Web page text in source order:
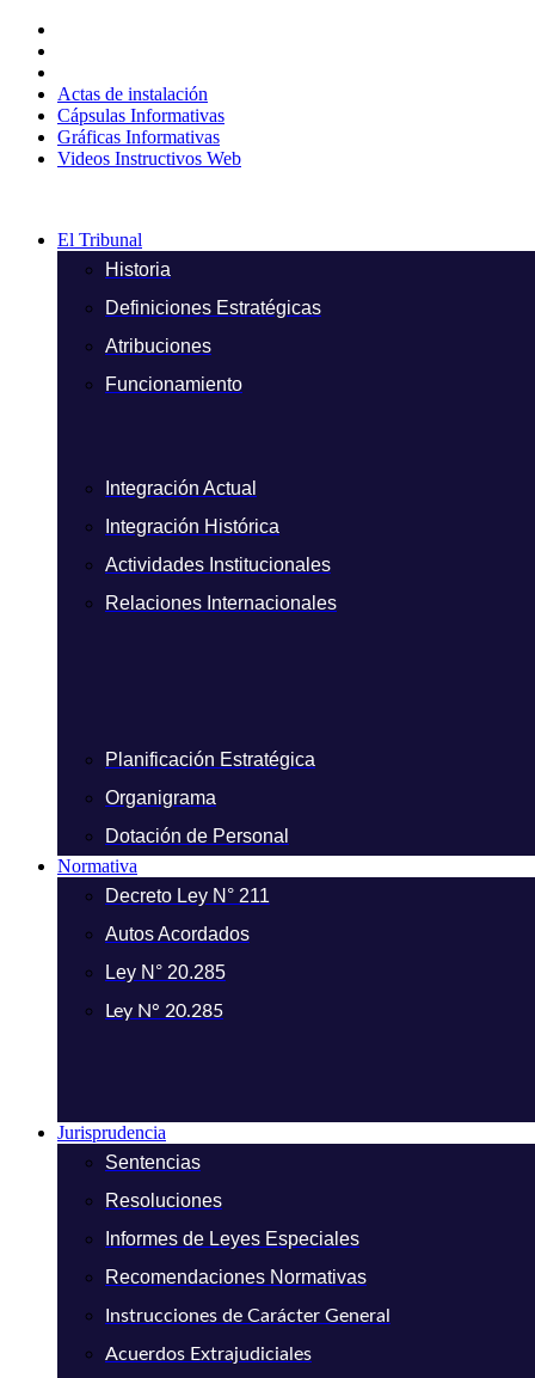
contenido
Actas de instalación
Cápsulas Informativas
Gráficas Informativas
Videos Instructivos Web
El Tribunal
Historia
Definiciones Estratégicas
Atribuciones
Funcionamiento
Integración Actual
Integración Histórica
Actividades Institucionales
Relaciones Internacionales
Planificación Estratégica
Organigrama
Dotación de Personal
Normativa
Decreto Ley N° 211
Autos Acordados
Ley N° 20.285
Ley N° 20.285
Jurisprudencia
Sentencias
Resoluciones
Informes de Leyes Especiales
Recomendaciones Normativas
Instrucciones de Carácter General
Acuerdos Extrajudiciales